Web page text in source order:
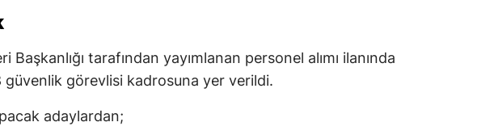
Başkanlığı tarafından yayımlanan personel alımı ilanında
görevlisi kadrosuna yer verildi.
adaylardan;